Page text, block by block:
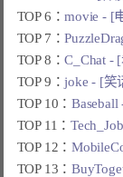
TOP 6：movie - [
TOP 7：
TOP 8：C_Chat -
TOP 9：joke - [笑
TOP 10：
TOP 11：
TOP 12：
TOP 13：